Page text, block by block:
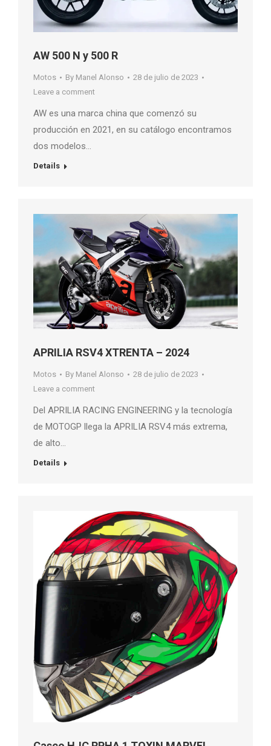
AW 500 N y 500 R
Motos By Manel Alonso
28 de julio de 2023
Leave a comment
AW es una marca china que comenzó su
producción en 2021, en su catálogo encontramos
dos modelos…
Details
APRILIA RSV4 XTRENTA – 2024
Motos By Manel Alonso
28 de julio de 2023
Leave a comment
Del APRILIA RACING ENGINEERING y la tecnología
de MOTOGP llega la APRILIA RSV4 más extrema,
de alto…
Details